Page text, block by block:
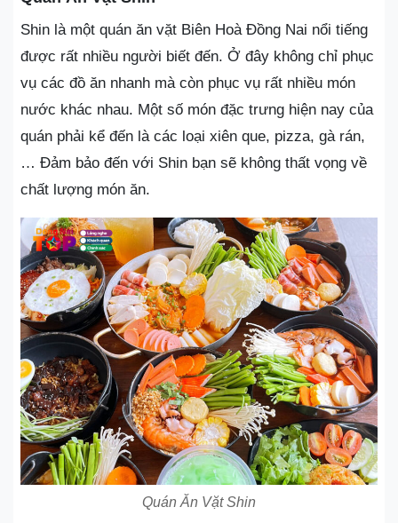
Shin là một quán ăn vặt Biên Hoà Đồng Nai nổi tiếng
được rất nhiều người biết đến. Ở đây không chỉ phục
vụ các đồ ăn nhanh mà còn phục vụ rất nhiều món
nước khác nhau. Một số món đặc trưng hiện nay của
quán phải kể đến là các loại xiên que, pizza, gà rán,
… Đảm bảo đến với Shin bạn sẽ không thất vọng về
chất lượng món ăn.
Quán Ăn Vặt Shin